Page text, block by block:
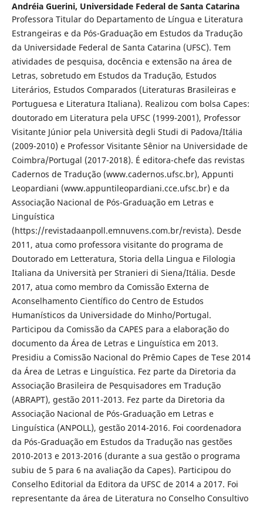
Andréia Guerini, Universidade Federal de Santa Catarina
Professora Titular do Departamento de Língua e Literatura
Estrangeiras e da Pós-Graduação em Estudos da Tradução
da Universidade Federal de Santa Catarina (UFSC). Tem
atividades de pesquisa, docência e extensão na área de
Letras, sobretudo em Estudos da Tradução, Estudos
Literários, Estudos Comparados (Literaturas Brasileiras e
Portuguesa e Literatura Italiana). Realizou com bolsa Capes:
doutorado em Literatura pela UFSC (1999-2001), Professor
Visitante Júnior pela Università degli Studi di Padova/Itália
(2009-2010) e Professor Visitante Sênior na Universidade de
Coimbra/Portugal (2017-2018). É editora-chefe das revistas
Cadernos de Tradução (www.cadernos.ufsc.br), Appunti
Leopardiani (www.appuntileopardiani.cce.ufsc.br) e da
Associação Nacional de Pós-Graduação em Letras e
Linguística
(https://revistadaanpoll.emnuvens.com.br/revista). Desde
2011, atua como professora visitante do programa de
Doutorado em Letteratura, Storia della Lingua e Filologia
Italiana da Università per Stranieri di Siena/Itália. Desde
2017, atua como membro da Comissão Externa de
Aconselhamento Científico do Centro de Estudos
Humanísticos da Universidade do Minho/Portugal.
Participou da Comissão da CAPES para a elaboração do
documento da Área de Letras e Linguística em 2013.
Presidiu a Comissão Nacional do Prêmio Capes de Tese 2014
da Área de Letras e Linguística. Fez parte da Diretoria da
Associação Brasileira de Pesquisadores em Tradução
(ABRAPT), gestão 2011-2013. Fez parte da Diretoria da
Associação Nacional de Pós-Graduação em Letras e
Linguística (ANPOLL), gestão 2014-2016. Foi coordenadora
da Pós-Graduação em Estudos da Tradução nas gestões
2010-2013 e 2013-2016 (durante a sua gestão o programa
subiu de 5 para 6 na avaliação da Capes). Participou do
Conselho Editorial da Editora da UFSC de 2014 a 2017. Foi
representante da área de Literatura no Conselho Consultivo